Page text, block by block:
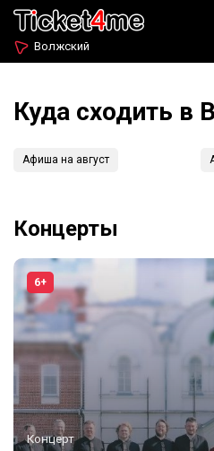
Волжский
Куда сходить в
Афиша на август
Концерты
6+
Концерт